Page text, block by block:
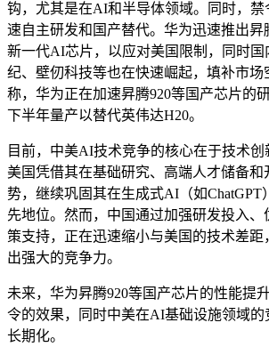
钩，尤其是在AI和半导体领域。同时，禁
速自主研发和国产替代。华为迅速推出昇
新一代AI芯片，以应对美国限制，同时
纪、壁仞科技等也在快速崛起，填补市场
称，华为正在加速昇腾920等国产芯片的
下半年量产以替代英伟达H20。
目前，中美AI技术竞争的核心在于技术创
美国凭借其在基础研究、高端人才储备和
势，继续巩固其在生成式AI（如ChatGPT
先地位。然而，中国通过加强研发投入
策支持，正在迅速缩小与美国的技术差距
出强大的竞争力。
未来，华为昇腾920等国产芯片的性能提
令的效果，同时中美在AI基础设施领域的
长期化。